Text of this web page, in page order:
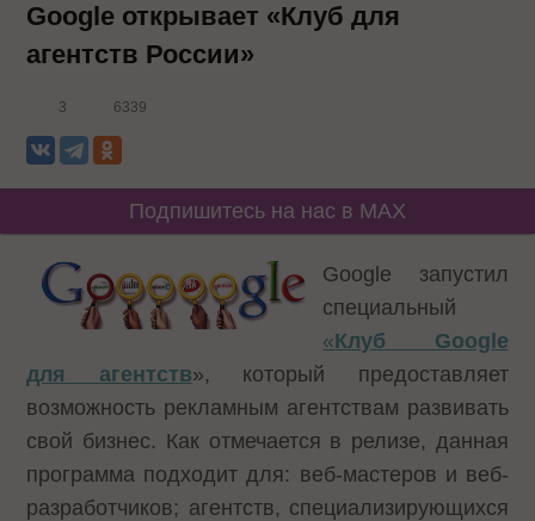
Google открывает «Клуб для
агентств России»
3 6339
Подпишитесь на нас в MAX
Google запустил
специальный
«Клуб Google
для агентств», который предоставляет
возможность рекламным агентствам развивать
свой бизнес. Как отмечается в релизе, данная
программа подходит для: веб-мастеров и веб-
разработчиков; агентств, специализирующихся